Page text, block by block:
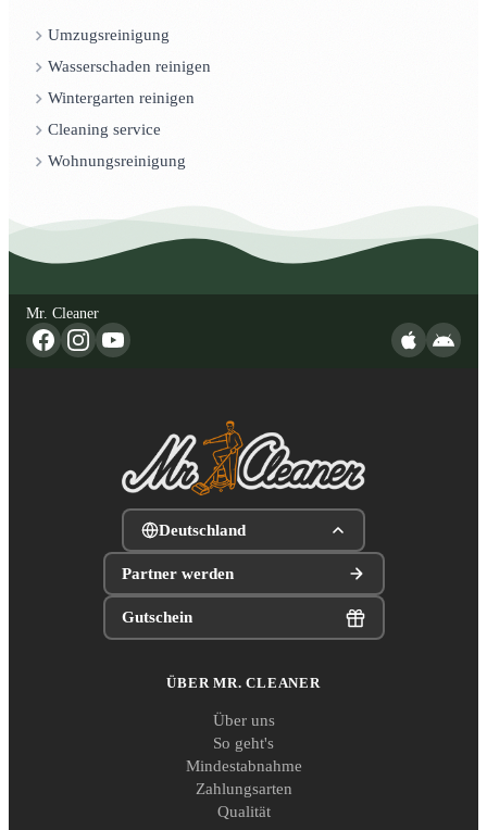
Umzugsreinigung
Wasserschaden reinigen
Wintergarten reinigen
Cleaning service
Wohnungsreinigung
Mr. Cleaner
Deutschland
Partner werden
Gutschein
ÜBER MR. CLEANER
Über uns
So geht's
Mindestabnahme
Zahlungsarten
Qualität